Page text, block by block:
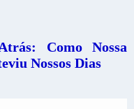
Como Nossa
Nossos Dias